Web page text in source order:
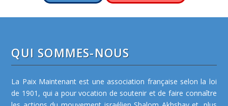
QUI SOMMES-NOUS
La Paix Maintenant est une association française selon la loi
de 1901, qui a pour vocation de soutenir et de faire connaître